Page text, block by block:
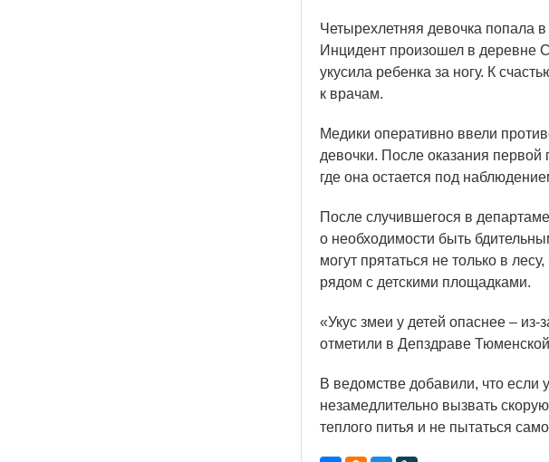
Четырехлетняя девочка попала
Инцидент произошел в деревне
укусила ребенка за ногу. К
к врачам.
Медики оперативно ввели
девочки. После оказания
где она остается под
После случившегося в
о необходимости быть
могут прятаться не только в
рядом с детскими площадками.
«Укус змеи у детей опаснее –
отметили в Депздраве
В ведомстве добавили, что если
незамедлительно вызвать
теплого питья и не пытаться